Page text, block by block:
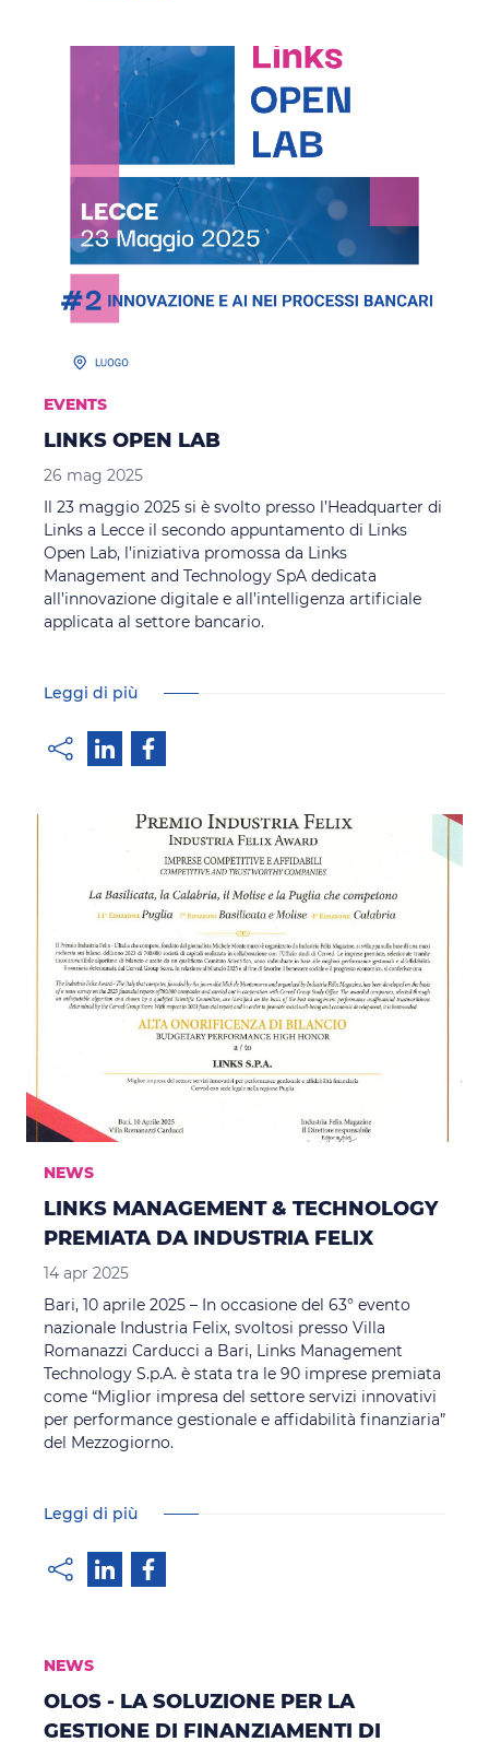
EVENTS
LINKS OPEN LAB
26 mag 2025
Il 23 maggio 2025 si è svolto presso l’Headquarter di
Links a Lecce il secondo appuntamento di Links
Open Lab, l’iniziativa promossa da Links
Management and Technology SpA dedicata
all’innovazione digitale e all’intelligenza artificiale
applicata al settore bancario.
Leggi di più
NEWS
LINKS MANAGEMENT & TECHNOLOGY
PREMIATA DA INDUSTRIA FELIX
14 apr 2025
Bari, 10 aprile 2025 – In occasione del 63° evento
nazionale Industria Felix, svoltosi presso Villa
Romanazzi Carducci a Bari, Links Management
Technology S.p.A. è stata tra le 90 imprese premiata
come “Miglior impresa del settore servizi innovativi
per performance gestionale e affidabilità finanziaria”
del Mezzogiorno.
Leggi di più
NEWS
OLOS - LA SOLUZIONE PER LA
GESTIONE DI FINANZIAMENTI DI